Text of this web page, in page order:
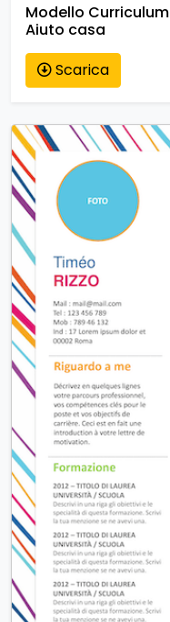
Modello Curriculum
Aiuto casa
Scarica